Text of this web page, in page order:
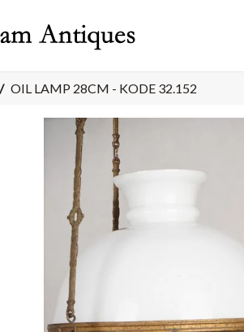
/ OIL LAMP 28CM - KODE 32.152